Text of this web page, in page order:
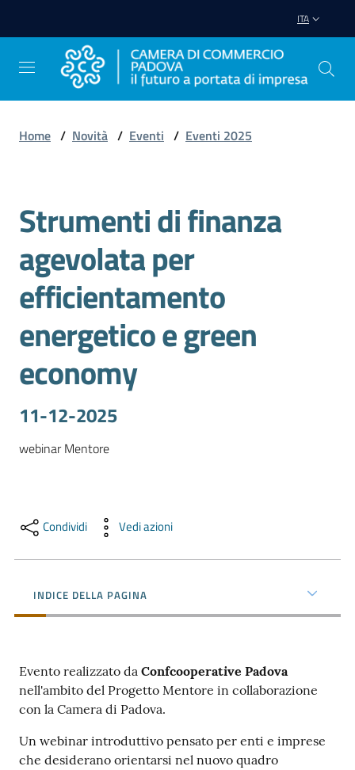
ITA
Impresa
Promuovere
Impresa
e
territorio
Tutelare
Impresa
Camera
Home / Novità / Eventi / Eventi 2025
Salta al contenuto
Strumenti di finanza
agevolata per
efficientamento
energetico e green
economy
11-12-2025
webinar Mentore
Condividi Vedi azioni
INDICE DELLA PAGINA
Evento realizzato da Confcooperative Padova
nell'ambito del Progetto Mentore in collaborazione
con la Camera di Padova.
Un webinar introduttivo pensato per enti e imprese
che desiderano orientarsi nel nuovo quadro